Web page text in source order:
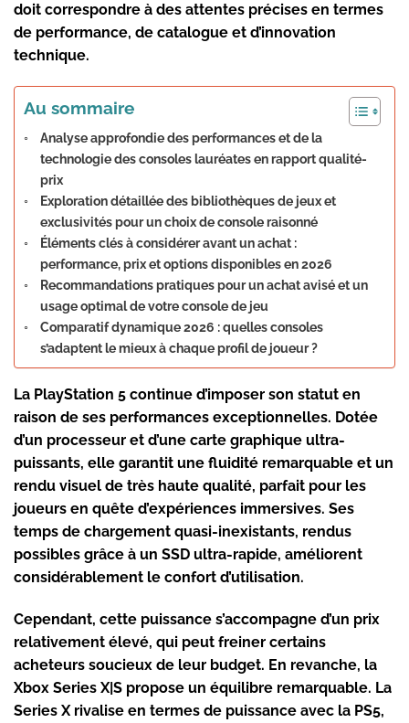
doit correspondre à des attentes précises en termes
de performance, de catalogue et d’innovation
technique.
Au sommaire
Analyse approfondie des performances et de la
technologie des consoles lauréates en rapport qualité-
prix
Exploration détaillée des bibliothèques de jeux et
exclusivités pour un choix de console raisonné
Éléments clés à considérer avant un achat :
performance, prix et options disponibles en 2026
Recommandations pratiques pour un achat avisé et un
usage optimal de votre console de jeu
Comparatif dynamique 2026 : quelles consoles
s’adaptent le mieux à chaque profil de joueur ?
La PlayStation 5 continue d’imposer son statut en
raison de ses performances exceptionnelles. Dotée
d’un processeur et d’une carte graphique ultra-
puissants, elle garantit une fluidité remarquable et un
rendu visuel de très haute qualité, parfait pour les
joueurs en quête d’expériences immersives. Ses
temps de chargement quasi-inexistants, rendus
possibles grâce à un SSD ultra-rapide, améliorent
considérablement le confort d’utilisation.
Cependant, cette puissance s’accompagne d’un prix
relativement élevé, qui peut freiner certains
acheteurs soucieux de leur budget. En revanche, la
Xbox Series X|S propose un équilibre remarquable. La
Series X rivalise en termes de puissance avec la PS5,